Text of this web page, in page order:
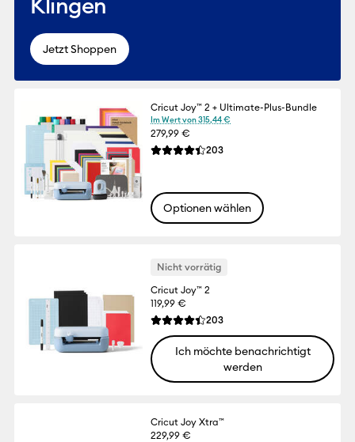
Klingen
Jetzt Shoppen
Cricut Joy™ 2 + Ultimate-Plus-Bundle
Im Wert von 315,44 €
279,99 €
Die durchschnittliche Bewertung für
203Reviews
Optionen wählen
Nicht vorrätig
Cricut Joy™ 2
119,99 €
Die durchschnittliche Bewertung für
203Reviews
Ich möchte benachrichtigt
werden
Cricut Joy Xtra™
229,99 €